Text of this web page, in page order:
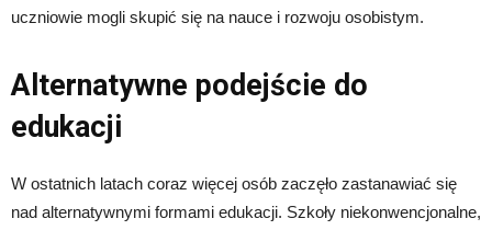
uczniowie mogli skupić się na nauce i rozwoju osobistym.
Alternatywne podejście do
edukacji
W ostatnich latach coraz więcej osób zaczęło zastanawiać się
nad alternatywnymi formami edukacji. Szkoły niekonwencjonalne,